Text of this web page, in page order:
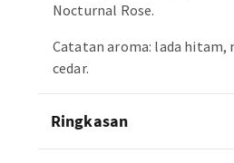
Nocturnal Rose.
Catatan aroma: lada hitam,
cedar.
Ringkasan